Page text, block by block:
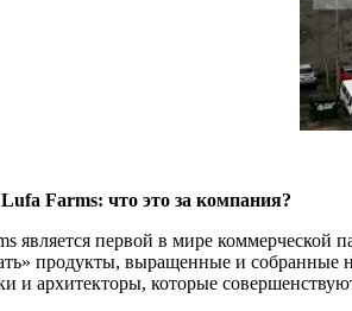
Farms: что это за компания?
является первой в мире коммерческой
продукты, выращенные и собранные
и архитекторы, которые